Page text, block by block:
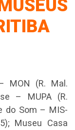
MON (R. Mal.
– MUPA (R.
do Som – MIS-
Museu Casa